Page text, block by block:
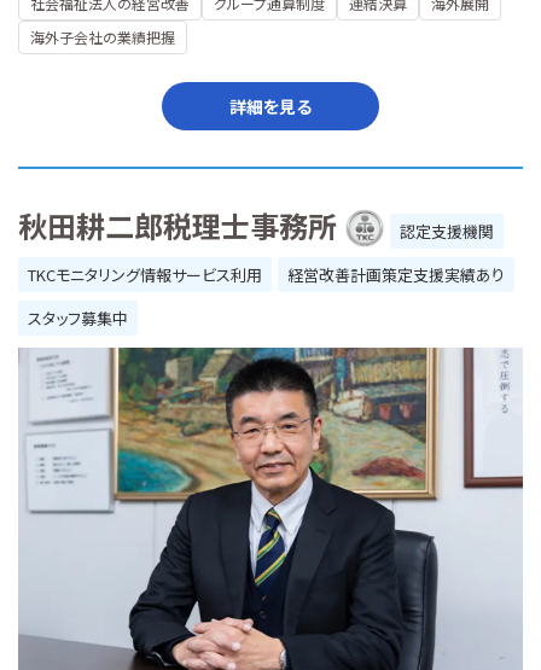
海外子会社の業績把握
詳細を見る
秋田耕二郎税理士事務所
認定支援機関
TKCモニタリング情報サービス利用
経営改善計画策定支援実績あり
スタッフ募集中